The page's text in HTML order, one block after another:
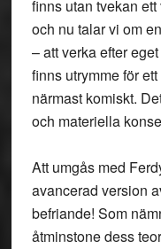
finns utan tvekan
och nu talar vi om
– att verka efter
finns utrymme för
närmast komiskt.
och materiella
Att umgås med
avancerad version
befriande! Som
åtminstone dess